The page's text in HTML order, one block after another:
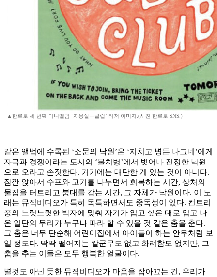
▲한로로 세 번째 미니앨범 ‘자몽살구클럽’ 티저 이미지.(사진 한로로 SNS.)
같은 앨범에 수록된 ‘소문의 낙원’은 ‘지치고 병든 나그네’에게
자극과 경쟁이라는 도시의 ‘불치병’에서 벗어나 진정한 낙원
으로 오라고 손짓한다. 거기에는 대단한 게 있는 것이 아니다.
잠깐 앉아서 수프와 고기를 나누면서 회복하는 시간, 상처의
물집을 터트리고 붕대를 감는 시간, 그 자체가 낙원이다. 이 노
래는 뮤직비디오가 특히 독특하면서도 중독성이 있다. 컨트리
풍의 느릿느릿한 박자에 맞춰 자기가 입고 싶은 대로 입고 나
온 일단의 무리가 누구나 따라 할 수 있을 것 같은 춤을 춘다.
그 춤은 너무 단순해 어린이집에서 아이들이 하는 안무처럼 보
일 정도다. 딱딱 떨어지는 칼군무도 없고 화려함도 없지만, 그
춤을 추는 이들은 모두 행복한 얼굴이다.
별것도 아닌 듯한 뮤직비디오가 마음을 잡아끄는 건, 우리가